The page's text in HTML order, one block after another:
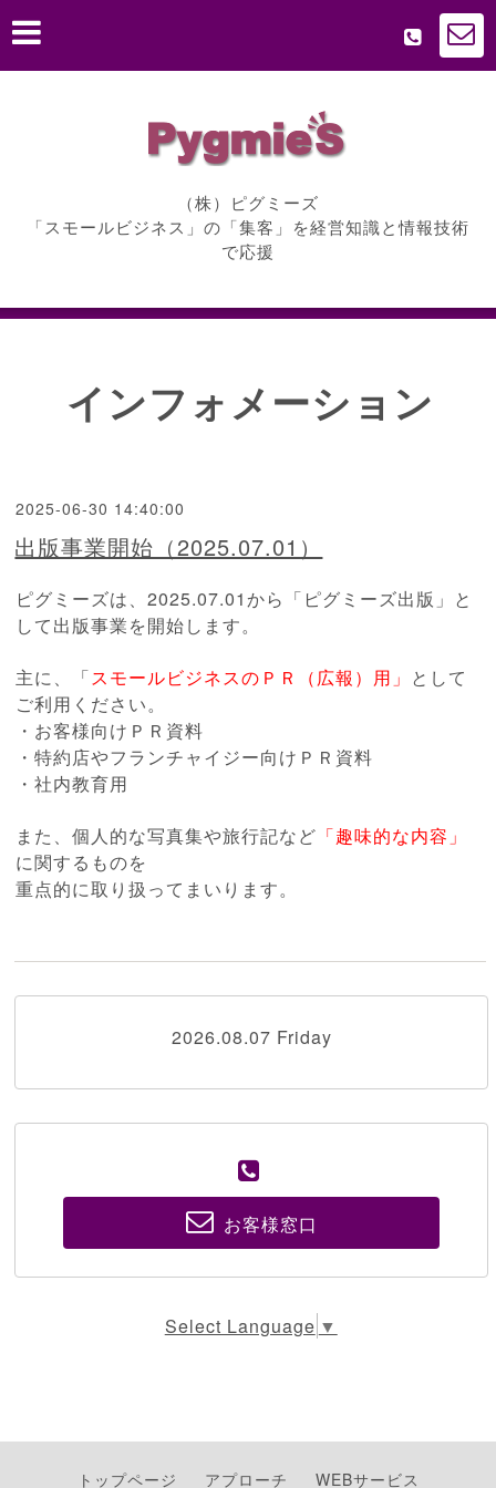
（株）ピグミーズ
「スモールビジネス」の「集客」を経営知識と情報技術
で応援
インフォメーション
2025-06-30 14:40:00
出版事業開始（2025.07.01）
ピグミーズは、2025.07.01から「ピグミーズ出版」と
して出版事業を開始します。
主に、「スモールビジネスのＰＲ（広報）用」 として
ご利用ください。
・お客様向けＰＲ資料
・特約店やフランチャイジー向けＰＲ資料
・社内教育用
また、個人的な写真集や旅行記など 「趣味的な内容」
に関するものを
重点的に取り扱ってまいります。
2026.08.07 Friday
お客様窓口
Select Language ▼
トップページ アプローチ WEBサービス